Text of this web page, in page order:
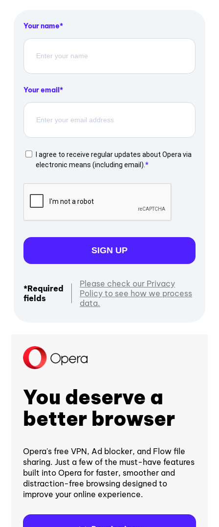
Your name
Your email
I agree to receive regular updates about Opera via
electronic means (including email).
SIGN UP
*Required
fields
Please check our Privacy
Policy to see how we process
data.
You deserve a
better browser
Opera's free VPN, Ad blocker, and Flow file
sharing. Just a few of the must-have features
built into Opera for faster, smoother and
distraction-free browsing designed to
improve your online experience.